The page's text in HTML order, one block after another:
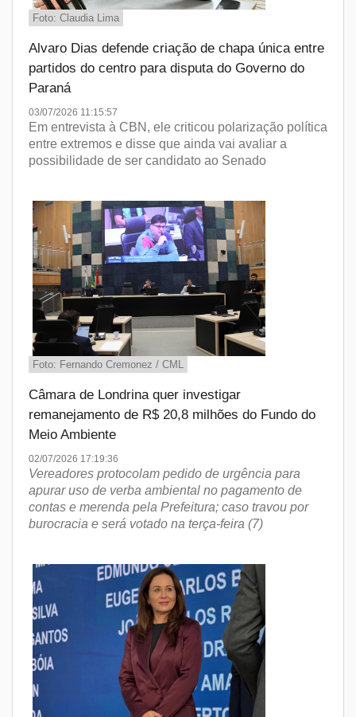
Foto: Claudia Lima
Alvaro Dias defende criação de chapa única entre
partidos do centro para disputa do Governo do
Paraná
03/07/2026 11:15:57
Em entrevista à CBN, ele criticou polarização política
entre extremos e disse que ainda vai avaliar a
possibilidade de ser candidato ao Senado
Foto: Fernando Cremonez / CML
Câmara de Londrina quer investigar
remanejamento de R$ 20,8 milhões do Fundo do
Meio Ambiente
02/07/2026 17:19:36
Vereadores protocolam pedido de urgência para
apurar uso de verba ambiental no pagamento de
contas e merenda pela Prefeitura; caso travou por
burocracia e será votado na terça-feira (7)